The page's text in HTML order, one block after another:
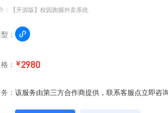
：【开源版】校园跑腿外卖系统
：
： ￥2980
： 该服务由第三方合作商提供，联系客服点立即咨询